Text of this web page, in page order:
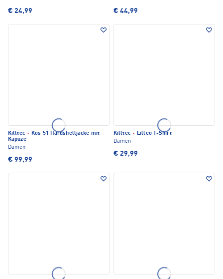
€ 24,99 € 44,99
Killtec · Kos 51 Hardshelljacke mit
Kapuze
Damen
€ 99,99
Killtec · Lilleo T-Shirt
Damen
€ 29,99